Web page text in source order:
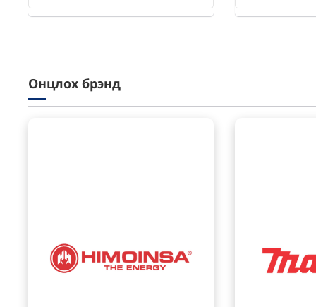
Онцлох брэнд